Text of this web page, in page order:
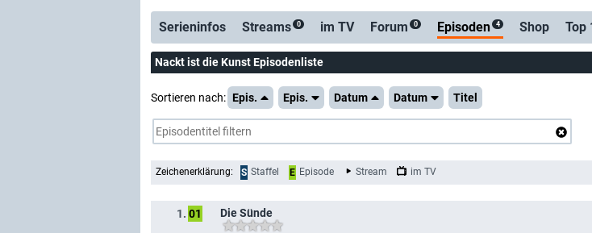
Serieninfos Streams 0 im TV Forum 0 Episoden 4 Shop Top
Nackt ist die Kunst Episodenliste
Sortieren nach: Epis. Epis. Datum Datum Titel
Zeichenerklärung: S Staffel E Episode Stream im TV
1. 01 Die Sünde